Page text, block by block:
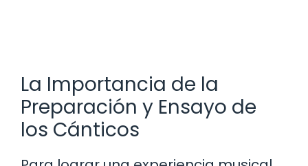
La Importancia de la
Preparación y Ensayo de
los Cánticos